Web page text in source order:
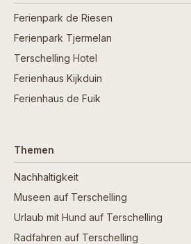
Ferienpark de Riesen
Ferienpark Tjermelan
Terschelling Hotel
Ferienhaus Kijkduin
Ferienhaus de Fuik
Themen
Nachhaltigkeit
Museen auf Terschelling
Urlaub mit Hund auf Terschelling
Radfahren auf Terschelling